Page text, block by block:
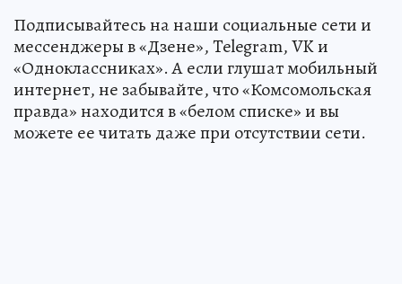
Подписывайтесь на наши социальные сети и
мессенджеры в «Дзене», Telegram, VK и
«Одноклассниках». А если глушат мобильный
интернет, не забывайте, что «Комсомольская
правда» находится в «белом списке» и вы
можете ее читать даже при отсутствии сети.